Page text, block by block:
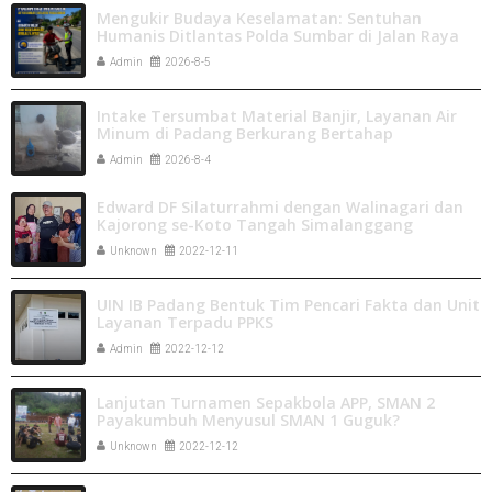
Mengukir Budaya Keselamatan: Sentuhan
Humanis Ditlantas Polda Sumbar di Jalan Raya
Admin 2026-8-5
Intake Tersumbat Material Banjir, Layanan Air
Minum di Padang Berkurang Bertahap
Admin 2026-8-4
Edward DF Silaturrahmi dengan Walinagari dan
Kajorong se-Koto Tangah Simalanggang
Unknown 2022-12-11
UIN IB Padang Bentuk Tim Pencari Fakta dan Unit
Layanan Terpadu PPKS
Admin 2022-12-12
Lanjutan Turnamen Sepakbola APP, SMAN 2
Payakumbuh Menyusul SMAN 1 Guguk?
Unknown 2022-12-12